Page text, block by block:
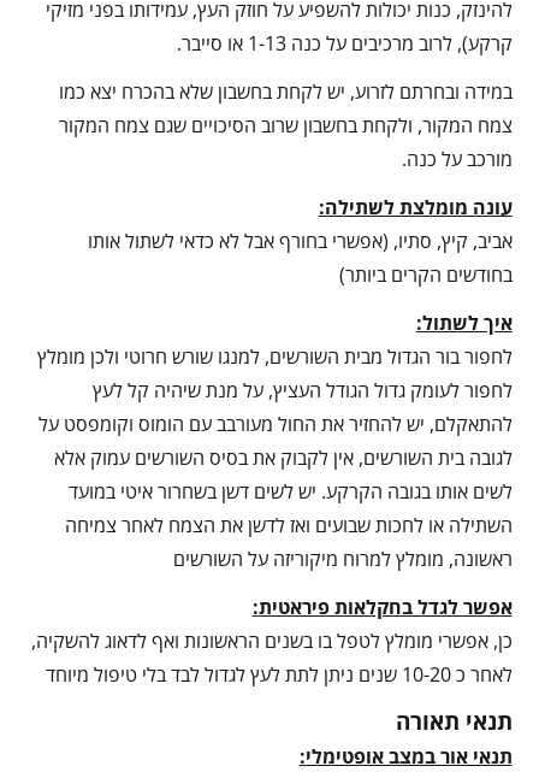
להינזק, כנות יכולות להשפיע על חוזק העץ, עמידותו בפני מזיקי
קרקע), לרוב מרכיבים על כנה 1-13 או סייבר.
במידה ובחרתם לזרוע, יש לקחת בחשבון שלא בהכרח יצא כמו
צמח המקור, ולקחת בחשבון שרוב הסיכויים שגם צמח המקור
מורכב על כנה.
עונה מומלצת לשתילה:
אביב, קיץ, סתיו, (אפשרי בחורף אבל לא כדאי לשתול אותו
בחודשים הקרים ביותר)
איך לשתול:
לחפור בור הגדול מבית השורשים, למנגו שורש חרוטי ולכן מומלץ
לחפור לעומק גדול הגודל העציץ, על מנת שיהיה קל לעץ
להתאקלם, יש להחזיר את החול מעורבב עם הומוס וקומפסט על
לגובה בית השורשים, אין לקבוק את בסיס השורשים עמוק אלא
לשים אותו בגובה הקרקע. יש לשים דשן בשחרור איטי במועד
השתילה או לחכות שבועים ואז לדשן את הצמח לאחר צמיחה
ראשונה, מומלץ למרוח מיקוריזה על השורשים
אפשר לגדל בחקלאות פיראטית:
כן, אפשרי מומלץ לטפל בו בשנים הראשונות ואף לדאוג להשקיה,
לאחר כ 10-20 שנים ניתן לתת לעץ לגדול לבד בלי טיפול מיוחד
תנאי תאורה
תנאי אור במצב אופטימלי: